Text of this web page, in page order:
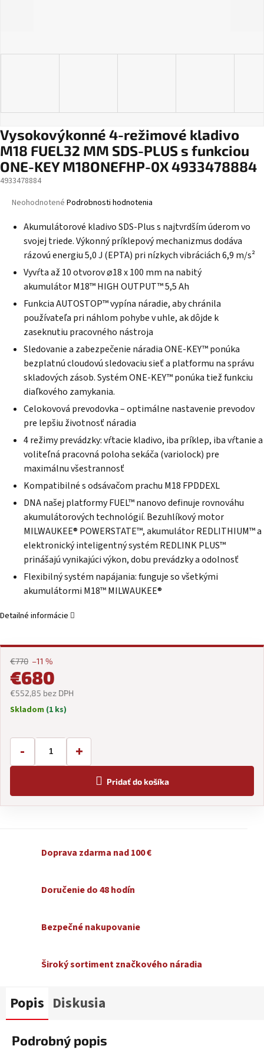
Vysokovýkonné 4-režimové kladivo
M18 FUEL32 MM SDS-PLUS s funkciou
ONE-KEY M18ONEFHP-0X 4933478884
4933478884
Priemerné
produktu
5
hviezdičiek.
Neohodnotené Podrobnosti hodnotenia
Akumulátorové kladivo SDS-Plus s najtvrdším úderom vo
svojej triede. Výkonný príklepový mechanizmus dodáva
rázovú energiu 5,0 J (EPTA) pri nízkych vibráciách 6,9 m/s²
Vyvŕta až 10 otvorov ⌀18 x 100 mm na nabitý
akumulátorM18™HIGH OUTPUT™ 5,5 Ah
Funkcia AUTOSTOP™ vypína náradie, aby chránila
používateľa pri náhlom pohybe v uhle, ak dôjde k
zaseknutiu pracovného nástroja
Sledovanie a zabezpečenie náradiaONE-KEY™ponúka
bezplatnú cloudovú sledovaciu sieť a platformu na správu
skladových zásob. SystémONE-KEY™ponúka tiež funkciu
diaľkového zamykania.
Celokovová prevodovka – optimálne nastavenie prevodov
pre lepšiu životnosť náradia
4 režimy prevádzky: vŕtacie kladivo, iba príklep, iba vŕtanie a
voliteľná pracovná poloha sekáča (variolock) pre
maximálnu všestrannosť
Kompatibilné s odsávačom prachu M18 FPDDEXL
DNA našej platformy FUEL™ nanovo definuje rovnováhu
akumulátorových technológií. Bezuhlíkový motor
MILWAUKEE® POWERSTATE™, akumulátor REDLITHIUM™ a
elektronický inteligentný systém REDLINK PLUS™
prinášajú vynikajúci výkon, dobu prevádzky a odolnosť
Flexibilný systém napájania: funguje so všetkými
akumulátormi M18™MILWAUKEE®
Detailné informácie
€770 –11 %
€680
€552,85 bez DPH
Jednotková
Skladom (1 ks)
- +
Pridať do košíka
Doprava zdarma nad 100 €
Doručenie do 48 hodín
Bezpečné nakupovanie
Široký sortiment značkového náradia
Popis Diskusia
Podrobný popis